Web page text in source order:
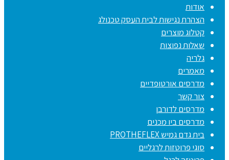
אודות
הצהרת נגישות לבית העסק טכנולג
קטלוג מוצרים
שאלות נפוצות
גלריה
מאמרים
מדרסים אורטופדיים
צור קשר
מדרסים לדורבן
מדרסים ביו מכנים
בית גדם גמיש PROTHEFLEX
סוגי פרוטזות לרגליים